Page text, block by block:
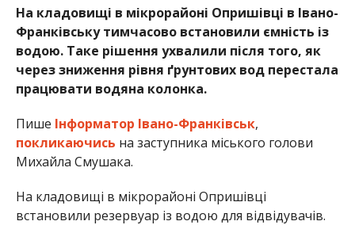
На кладовищі в мікрорайоні Опришівці в Івано-
Франківську тимчасово встановили ємність із
водою. Таке рішення ухвалили після того, як
через зниження рівня ґрунтових вод перестала
працювати водяна колонка.
Пише Інформатор Івано-Франківськ,
покликаючись на заступника міського голови
Михайла Смушака.
На кладовищі в мікрорайоні Опришівці
встановили резервуар із водою для відвідувачів.